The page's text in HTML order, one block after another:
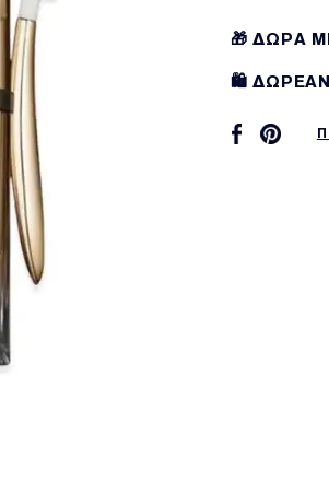
🎁 ΔΩΡΑ
🛍️